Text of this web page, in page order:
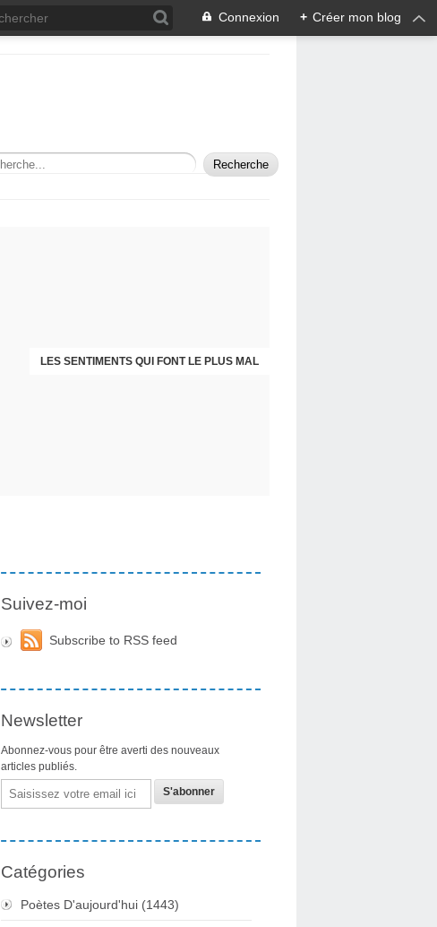
Connexion + Créer mon blog
LES SENTIMENTS QUI FONT LE PLUS MAL
SELF-PORTRAIT IN A MIRROR
Suivez-moi
Subscribe to RSS feed
Newsletter
Abonnez-vous pour être averti des nouveaux
articles publiés.
Email
Catégories
Poètes D'aujourd'hui (1443)